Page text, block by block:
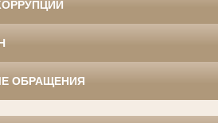
ОБРАЩЕНИЯ